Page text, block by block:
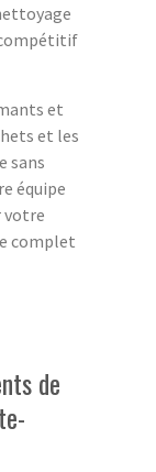
et
et les
sans
équipe
votre
complet
de